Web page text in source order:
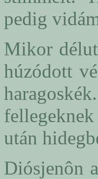
pedig
Mikor
húzódott
után
Diósjenôn